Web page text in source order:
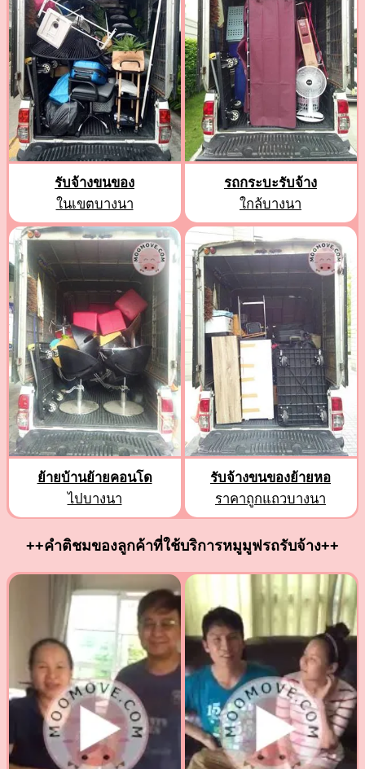
รับจ้างขนของ
ในเขตบางนา
รถกระบะรับจ้าง
ใกล้บางนา
ย้ายบ้านย้ายคอนโด
ไปบางนา
รับจ้างขนของย้ายหอ
ราคาถูกแถวบางนา
++คำติชมของลูกค้าที่ใช้บริการหมูมูฟรถรับจ้าง++